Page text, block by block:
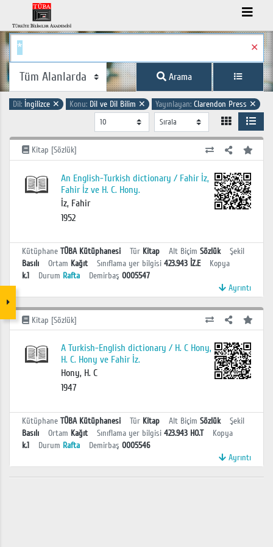
✕
Arama
Dil: İngilizce ✕ Konu: Dil ve Dil Bilim ✕ Yayınlayan: Clarendon Press ✕
Kitap [Sözlük]
An English-Turkish dictionary / Fahir İz,
Fahir İz ve H. C. Hony.
İz, Fahir
1952
Kütüphane TÜBA Kütüphanesi Tür Kitap Alt Biçim Sözlük
Şekil
Basılı
Ortam Kağıt Sınıflama yer bilgisi 423.943 İZ.E
Kopya
k.1
Durum Rafta Demirbaş 0005547
Ayrıntı
Kitap [Sözlük]
A Turkish-English dictionary / H. C Hony,
H. C. Hony ve Fahir İz.
Hony, H. C
1947
Kütüphane TÜBA Kütüphanesi Tür Kitap Alt Biçim Sözlük
Şekil
Basılı
Ortam Kağıt Sınıflama yer bilgisi 423.943 HO.T
Kopya
k.1
Durum Rafta Demirbaş 0005546
Ayrıntı